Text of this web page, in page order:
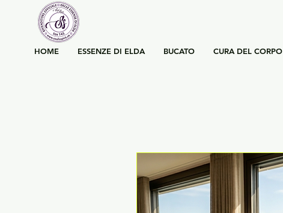
HOME ESSENZE DI ELDA BUCATO CURA DEL CORPO